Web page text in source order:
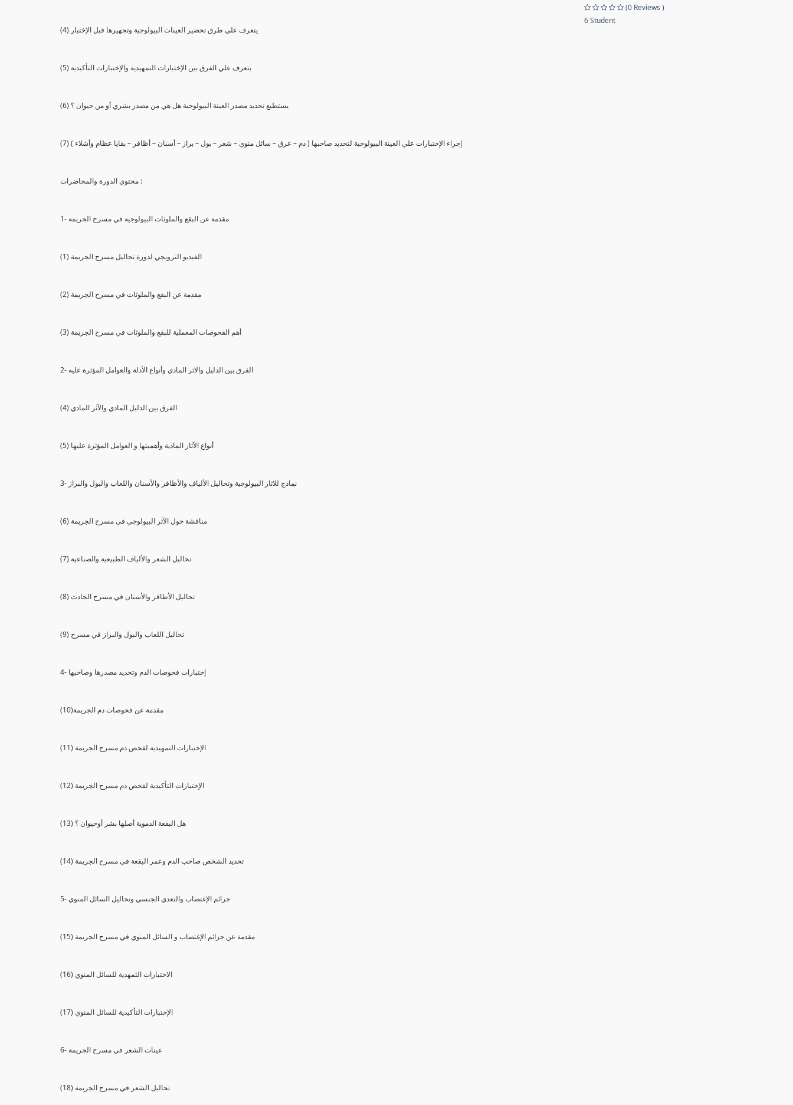
(4) يتعرف علي طرق تحضير العينات البيولوجية وتجهيزها قبل الإختبار
(5) يتعرف علي الفرق بين الإختبارات التمهيدية والإختبارات التأكيدية
(6) يستطيع تحديد مصدر العينة البيولوجية هل هي من مصدر بشري أو من حيوان ؟
(7) إجراء الإختبارات علي العينة البيولوجية لتحديد صاحبها ( دم – عرق – سائل منوي – شعر – بول – براز – أسنان – أظافر – بقايا عظام وأشلاء )
محتوي الدورة والمحاضرات :
1- مقدمة عن البقع والملوثات البيولوجية في مسرح الجريمة
(1) الفيديو الترويجي لدورة تحاليل مسرح الجريمة
(2) مقدمة عن البقع والملوثات في مسرح الجريمة
(3) أهم الفحوصات المعملية للبقع والملوثات في مسرح الجريمة
2- الفرق بين الدليل والاثر المادي وأنواع الأدلة والعوامل المؤثرة عليه
(4) الفرق بين الدليل المادي والآثر المادي
(5) أنواع الآثار المادية وأهميتها و العوامل المؤثرة عليها
3- نماذج للاثار البيولوجية وتحاليل الألياف والأظافر والأسنان واللعاب والبول والبراز
(6) مناقشة حول الآثر البيولوجي في مسرح الجريمة
(7) تحاليل الشعر والألياف الطبيعية والصناعية
(8) تحاليل الأظافر والأسنان في مسرح الحادث
(9) تحاليل اللعاب والبول والبراز في مسرح
4- إختبارات فحوصات الدم وتحديد مصدرها وصاحبها
(10)مقدمة عن فحوصات دم الجريمة
(11) الإختبارات التمهيدية لفحص دم مسرح الجريمة
(12) الإختبارات التأكيدية لفحص دم مسرح الجريمة
(13) هل البقعة الدموية أصلها بشر أوحيوان ؟
(14) تحديد الشخص صاحب الدم وعمر البقعة في مسرح الجريمة
5- جرائم الإغتصاب والتعدي الجنسي وتحاليل السائل المنوي
(15) مقدمة عن جرائم الإغتصاب و السائل المنوي في مسرح الجريمة
(16) الاختبارات التمهدية للسائل المنوي
(17) الإختبارات التأكيدية للسائل المنوي
6- عينات الشعر في مسرح الجريمة
(18) تحاليل الشعر في مسرح الجريمة
(0 Reviews )
6 Student